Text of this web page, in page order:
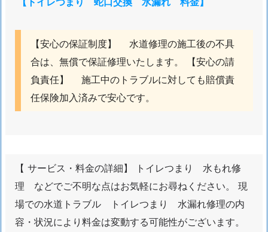
【安心の保証制度】 水道修理の施工後の不具
合は、無償で保証修理いたします。 【安心の請
負責任】 施工中のトラブルに対しても賠償責
任保険加入済みで安心です。
【 サービス・料金の詳細】 トイレつまり 水もれ修
理 などでご不明な点はお気軽にお尋ねください。 現
場での水道トラブル トイレつまり 水漏れ修理の内
容・状況により料金は変動する可能性がございます。